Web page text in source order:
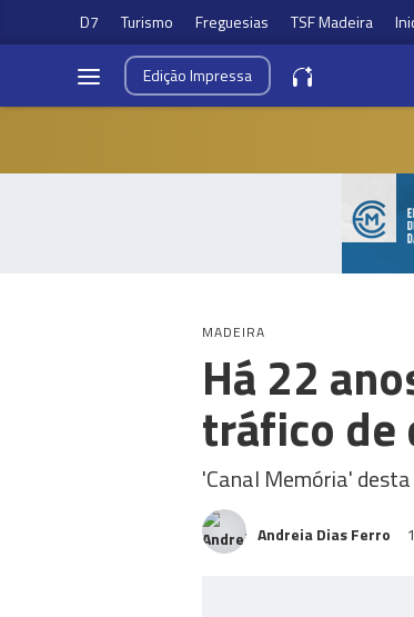
D7 Turismo Freguesias TSF Madeira
EdiçãoImpressa
MADEIRA
Há 22
tráfico de
'Canal Memória'
Andreia Dias Ferro